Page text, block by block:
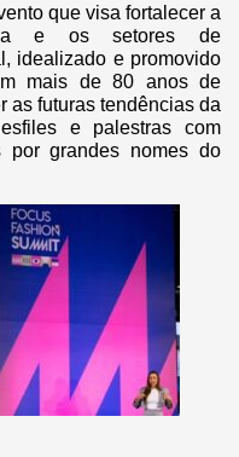
que visa fortalecer a
e os setores de
idealizado e promovido
mais de 80 anos de
as futuras tendências da
e palestras com
por grandes nomes do